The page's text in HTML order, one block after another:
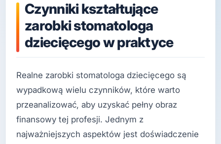
Czynniki kształtujące
zarobki stomatologa
dziecięcego w praktyce
Realne zarobki stomatologa dziecięcego są
wypadkową wielu czynników, które warto
przeanalizować, aby uzyskać pełny obraz
finansowy tej profesji. Jednym z
najważniejszych aspektów jest doświadczenie